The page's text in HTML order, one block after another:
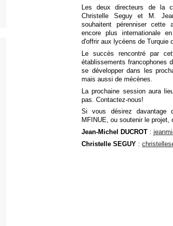
Les deux directeurs de la
Christelle Seguy et M.
souhaitent pérenniser cette
encore plus internationale
d'offrir aux lycéens de Turquie
Le succès rencontré par
établissements francophones
se développer dans les
mais aussi de mécènes.
La prochaine session aura
pas. Contactez-nous!
Si vous désirez davantage
MFINUE, ou soutenir le projet,
Jean-Michel DUCROT :
Christelle SEGUY :